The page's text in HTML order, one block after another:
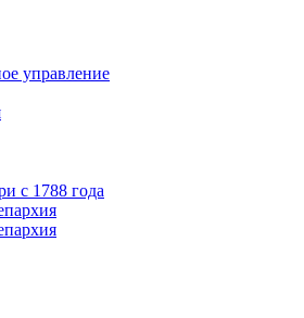
управление
с 1788 года